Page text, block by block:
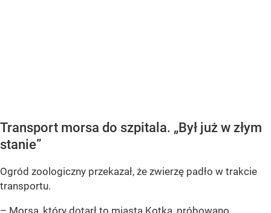
Transport morsa do szpitala. „Był już w złym
stanie”
Ogród zoologiczny przekazał, że zwierzę padło w trakcie
transportu.
– Morsa, który dotarł to miasta Kotka, próbowano